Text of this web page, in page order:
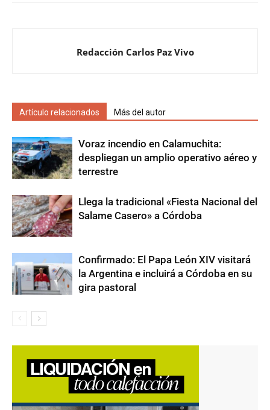
Redacción Carlos Paz Vivo
Artículo relacionados Más del autor
Voraz incendio en Calamuchita:
despliegan un amplio operativo aéreo y
terrestre
Llega la tradicional «Fiesta Nacional del
Salame Casero» a Córdoba
Confirmado: El Papa León XIV visitará
la Argentina e incluirá a Córdoba en su
gira pastoral